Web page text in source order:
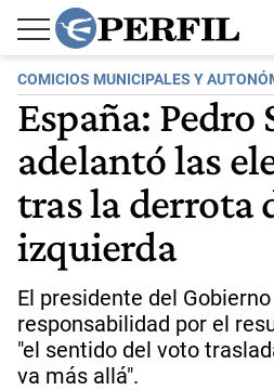
COMICIOS MUNICIPALES Y
España: Pedro
adelantó las
tras la derrota
izquierda
El presidente del
responsabilidad por el
"el sentido del voto
va más allá".